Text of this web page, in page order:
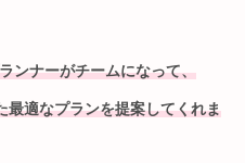
ンナーがチームになって、
最適なプランを提案してくれま